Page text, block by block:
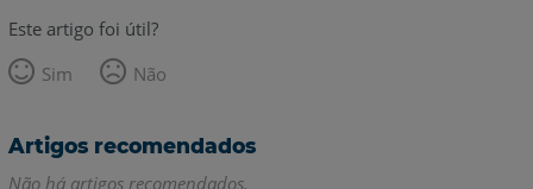
Este artigo foi útil?
Sim
Não
Artigos recomendados
Não há artigos recomendados.